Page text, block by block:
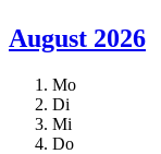
August 2026
Mo
Di
Mi
Do